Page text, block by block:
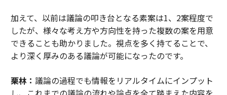
加えて、以前は議論の叩き台となる素案は1、2案程度で
したが、様々な考え方や方向性を持った複数の案を用意
できることも助かりました。視点を多く持てることで、
より深く厚みのある議論が可能になったのです。
栗林： 議論の過程でも情報をリアルタイムにインプット